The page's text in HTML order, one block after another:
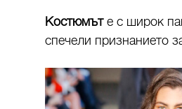
Костюмъте с широк
спечели признанието